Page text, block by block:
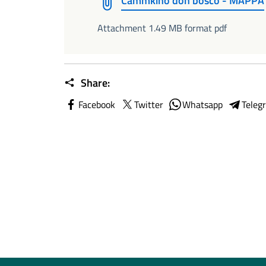
Attachment 1.49 MB format pdf
Share:
Facebook Twitter Whatsapp